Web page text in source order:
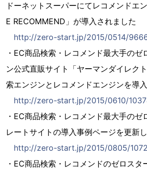
ドーネットスーパーにてレコメンドエ
E RECOMMEND」が導入されました
http://zero-start.jp/2015/0514/
・EC商品検索・レコメンド最大手のゼ
ン公式直販サイト「ヤーマンダイレク
索エンジンとレコメンドエンジンを導入
http://zero-start.jp/2015/0610/
・EC商品検索・レコメンド最大手のゼ
レートサイトの導入事例ページを更新
http://zero-start.jp/2015/0805/
・EC商品検索・レコメンドのゼロスタ